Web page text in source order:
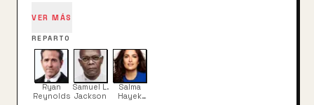
para garantizar la paz y estabilidad en Europa.
Bryce, aún bajo investigación y sin licencia, se
encuentra disfrutando de su año sabático, cuando
Sonia Kincaid (Salma Hayek), la impulsiva y peligrosa
esposa de Darius, reaparece para que la ayude a
liberar a su marido y luchar contra un complot
VER MÁS
REPARTO
Ryan
Reynolds
Samuel L.
Jackson
Salma
Hayek